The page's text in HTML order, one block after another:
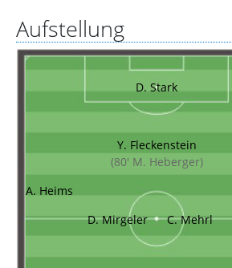
Aufstellung
D. Stark
Y. Fleckenstein
(80' M. Heberger)
A. Heims
D. Mirgeler
C. Mehrl